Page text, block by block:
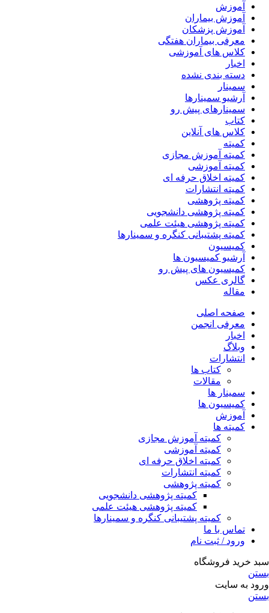
آموزش
آموزش بیماران
آموزش پزشکان
معرفی بیماران هفتگی
کلاس های آموزشی
اخبار
دسته بندی نشده
سمینار
آرشیو سمینارها
سمینارهای پیش رو
کتاب
کلاس های آنلاین
کمیته
کمیته آموزش مجازی
کمیته آموزشی
کمیته اخلاق حرفه ای
کمیته انتشارات
کمیته پژوهشی
کمیته پژوهشی دانشجویی
کمیته پژوهشی هیئت علمی
کمیته پشتیبانی کنگره و سمینارها
کمیسیون
آرشیو کمیسیون ها
کمیسیون های پیش رو
گالری عکس
مقاله
صفحه اصلی
معرفی انجمن
اخبار
وبلاگ
انتشارات
کتاب ها
مقالات
سمینار ها
کمیسیون ها
آموزش
کمیته ها
کمیته آموزش مجازی
کمیته آموزشی
کمیته اخلاق حرفه ای
کمیته انتشارات
کمیته پژوهشی
کمیته پژوهشی دانشجویی
کمیته پژوهشی هیئت علمی
کمیته پشتیبانی کنگره و سمینارها
تماس با ما
ورود / ثبت نام
سبد خرید فروشگاه
بستن
ورود به سایت
بستن